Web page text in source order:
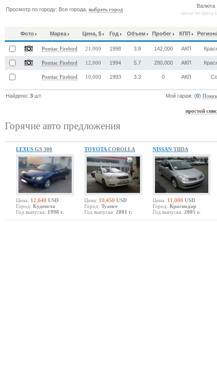
Просмотр по городу: Все города,выбрать город
цены по
Фото Марка Цена, $ Год Объем Пробег КПП
Pontiac Firebird 21,000 1998 3.8 142,000 АКП
Pontiac Firebird 12,000 1994 5.7 280,000 АКП
Pontiac Firebird 10,000 1993 3.3 0 АКП
Найдено:3 шт. Мой гараж: (0)
простой
Горячие авто предложения
LEXUS GS 300
Цена: 12,640 USD
Город: Кудепста
Год выпуска: 1998 г.
TOYOTA COROLLA
Цена: 10,450 USD
Город: Туапсе
Год выпуска: 2001 г.
NISSAN TIIDA
Цена: 11,000 USD
Город: Краснодар
Год выпуска: 2005 г.